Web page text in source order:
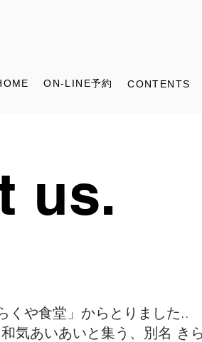
ON-LINE予約 CONTENTS
us.
くや食堂」からとりました..
気あいあいと集う、別名 き